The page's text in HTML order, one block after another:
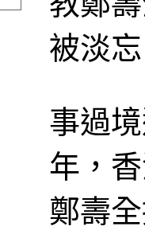
被淡
事過
年，
鄭壽